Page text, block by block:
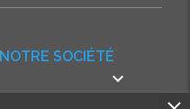
NOTRE SOCIÉTÉ
